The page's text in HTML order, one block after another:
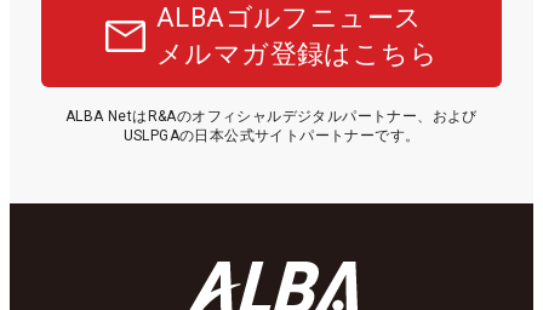
ALBAゴルフニュース
メルマガ登録はこちら
ALBA NetはR&Aのオフィシャルデジタルパートナー、および
USLPGAの日本公式サイトパートナーです。